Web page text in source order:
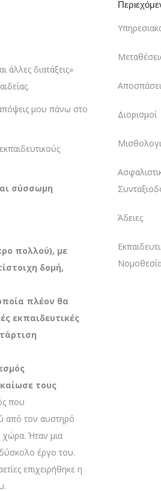
διατάξεις»
μου πάνω στο
σύσσωμη
πολλού), με
δομή,
πλέον θα
εκπαιδευτικές
τους
που
από τον αυστηρό
χώρα. Ήταν μια
έργο του.
επιχειρήθηκε η
Διορισμοί
Άδειες